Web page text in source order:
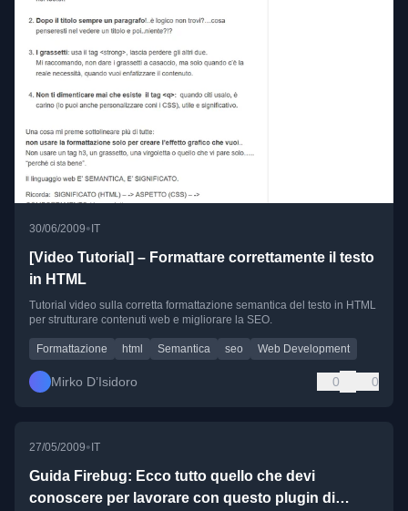
30/06/2009• IT
[Video Tutorial] – Formattare correttamente il testo
in HTML
Tutorial video sulla corretta formattazione semantica del testo in HTML
per strutturare contenuti web e migliorare la SEO.
Formattazione html Semantica seo Web Development
Mirko D’Isidoro 0 0
27/05/2009• IT
Guida Firebug: Ecco tutto quello che devi
conoscere per lavorare con questo plugin di